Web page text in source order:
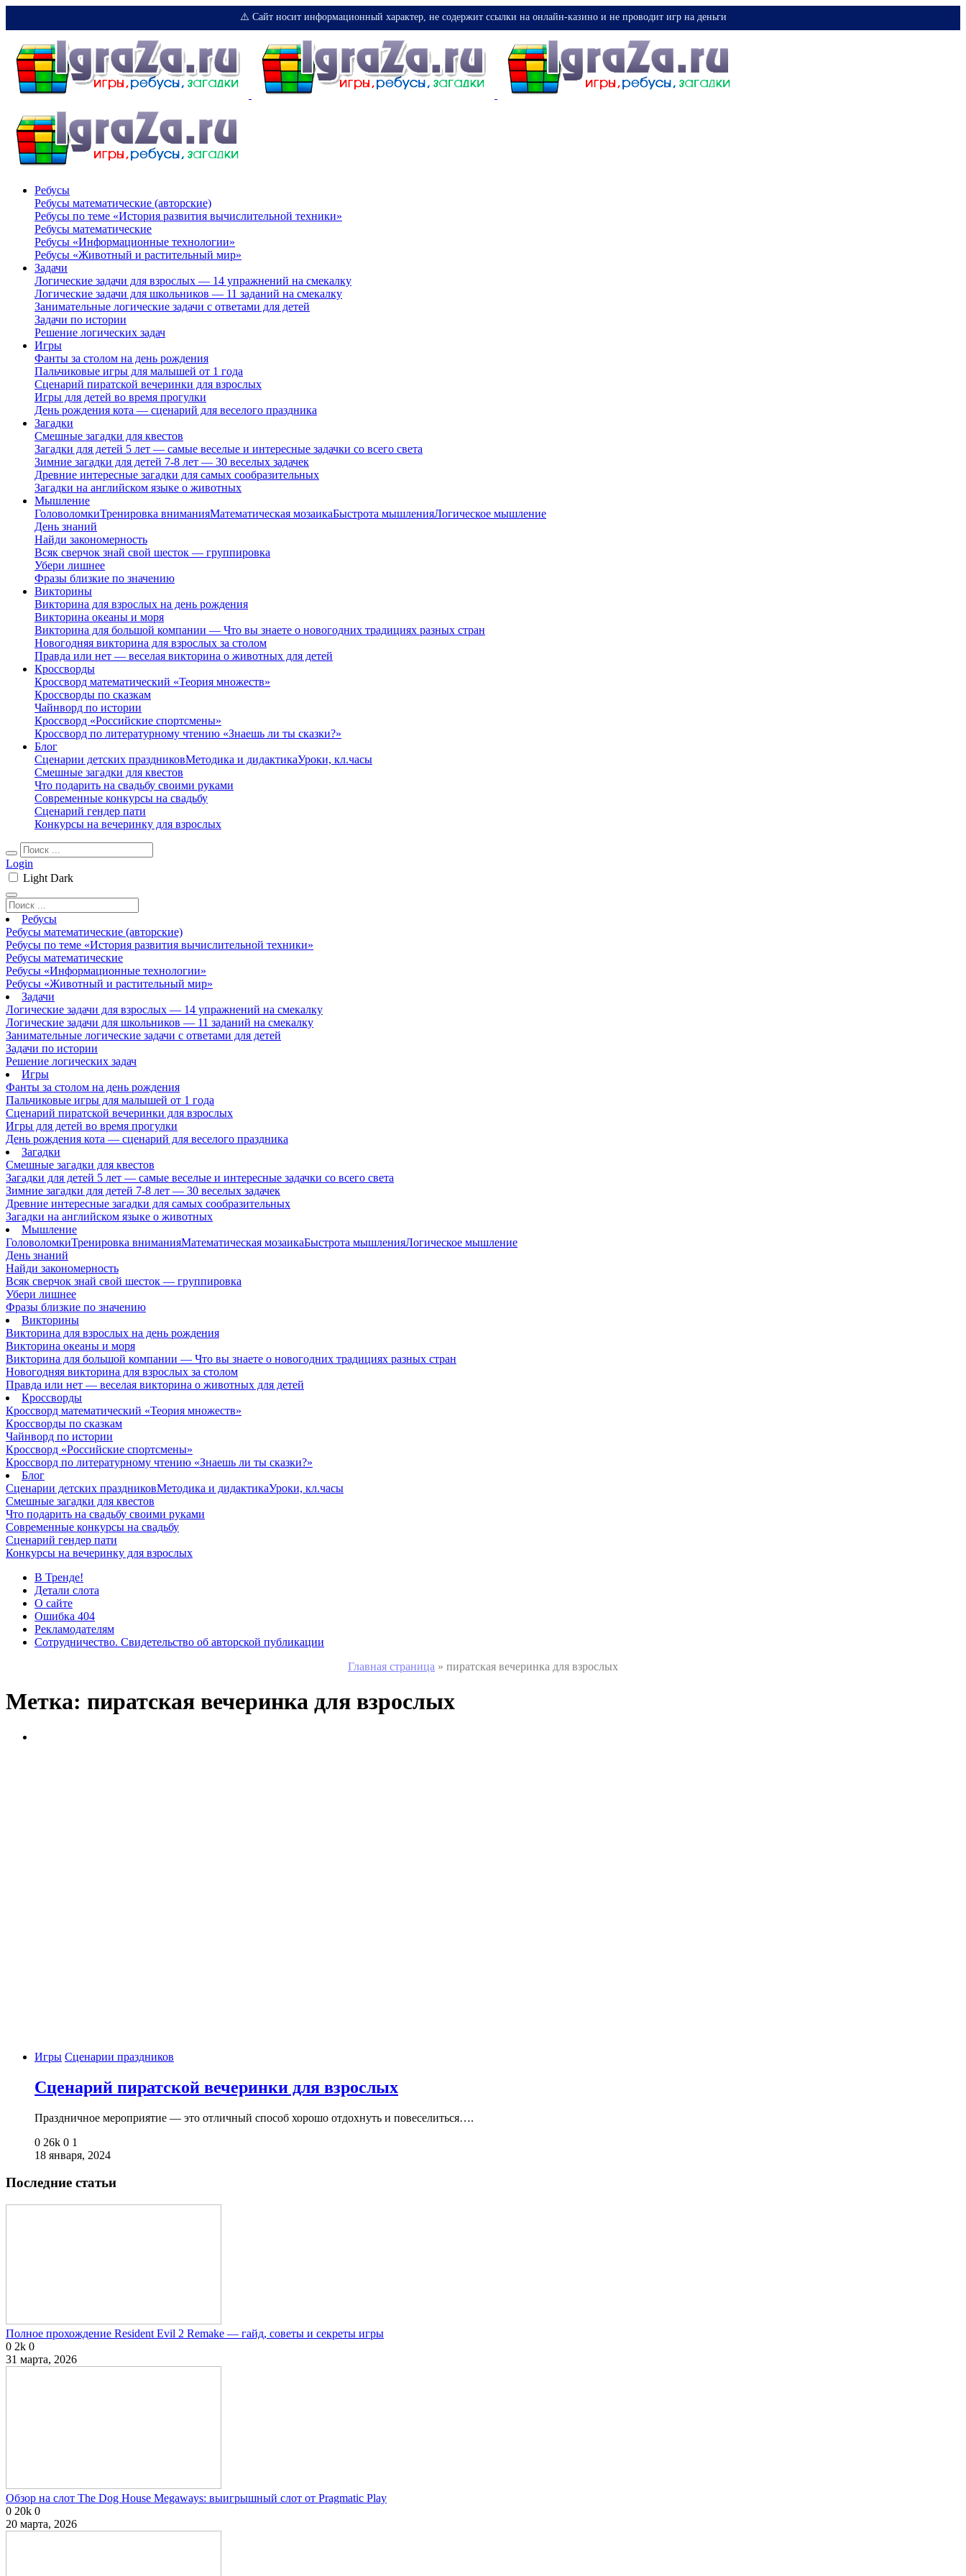
⚠️ Сайт носит информационный характер, не содержит ссылки на онлайн-казино и не проводит игр на деньги
Ребусы
Ребусы математические (авторские)
Ребусы по теме «История развития вычислительной техники»
Ребусы математические
Ребусы «Информационные технологии»
Ребусы «Животный и растительный мир»
Задачи
Логические задачи для взрослых — 14 упражнений на смекалку
Логические задачи для школьников — 11 заданий на смекалку
Занимательные логические задачи с ответами для детей
Задачи по истории
Решение логических задач
Игры
Фанты за столом на день рождения
Пальчиковые игры для малышей от 1 года
Сценарий пиратской вечеринки для взрослых
Игры для детей во время прогулки
День рождения кота — сценарий для веселого праздника
Загадки
Смешные загадки для квестов
Загадки для детей 5 лет — самые веселые и интересные задачки со всего света
Зимние загадки для детей 7-8 лет — 30 веселых задачек
Древние интересные загадки для самых сообразительных
Загадки на английском языке о животных
Мышление
ГоловоломкиТренировка вниманияМатематическая мозаикаБыстрота мышленияЛогическое мышление
День знаний
Найди закономерность
Всяк сверчок знай свой шесток — группировка
Убери лишнее
Фразы близкие по значению
Викторины
Викторина для взрослых на день рождения
Викторина океаны и моря
Викторина для большой компании — Что вы знаете о новогодних традициях разных стран
Новогодняя викторина для взрослых за столом
Правда или нет — веселая викторина о животных для детей
Кроссворды
Кроссворд математический «Теория множеств»
Кроссворды по сказкам
Чайнворд по истории
Кроссворд «Российские спортсмены»
Кроссворд по литературному чтению «Знаешь ли ты сказки?»
Блог
Сценарии детских праздниковМетодика и дидактикаУроки, кл.часы
Смешные загадки для квестов
Что подарить на свадьбу своими руками
Современные конкурсы на свадьбу
Сценарий гендер пати
Конкурсы на вечеринку для взрослых
Login
Light Dark
Ребусы
Ребусы математические (авторские)
Ребусы по теме «История развития вычислительной техники»
Ребусы математические
Ребусы «Информационные технологии»
Ребусы «Животный и растительный мир»
Задачи
Логические задачи для взрослых — 14 упражнений на смекалку
Логические задачи для школьников — 11 заданий на смекалку
Занимательные логические задачи с ответами для детей
Задачи по истории
Решение логических задач
Игры
Фанты за столом на день рождения
Пальчиковые игры для малышей от 1 года
Сценарий пиратской вечеринки для взрослых
Игры для детей во время прогулки
День рождения кота — сценарий для веселого праздника
Загадки
Смешные загадки для квестов
Загадки для детей 5 лет — самые веселые и интересные задачки со всего света
Зимние загадки для детей 7-8 лет — 30 веселых задачек
Древние интересные загадки для самых сообразительных
Загадки на английском языке о животных
Мышление
ГоловоломкиТренировка вниманияМатематическая мозаикаБыстрота мышленияЛогическое мышление
День знаний
Найди закономерность
Всяк сверчок знай свой шесток — группировка
Убери лишнее
Фразы близкие по значению
Викторины
Викторина для взрослых на день рождения
Викторина океаны и моря
Викторина для большой компании — Что вы знаете о новогодних традициях разных стран
Новогодняя викторина для взрослых за столом
Правда или нет — веселая викторина о животных для детей
Кроссворды
Кроссворд математический «Теория множеств»
Кроссворды по сказкам
Чайнворд по истории
Кроссворд «Российские спортсмены»
Кроссворд по литературному чтению «Знаешь ли ты сказки?»
Блог
Сценарии детских праздниковМетодика и дидактикаУроки, кл.часы
Смешные загадки для квестов
Что подарить на свадьбу своими руками
Современные конкурсы на свадьбу
Сценарий гендер пати
Конкурсы на вечеринку для взрослых
В Тренде!
Детали слота
О сайте
Ошибка 404
Рекламодателям
Сотрудничество. Свидетельство об авторской публикации
Главная страница » пиратская вечеринка для взрослых
Метка: пиратская вечеринка для взрослых
Игры Сценарии праздников
Сценарий пиратской вечеринки для взрослых
Праздничное мероприятие — это отличный способ хорошо отдохнуть и повеселиться….
0 26k 0 1
18 января, 2024
Последние статьи
Полное прохождение Resident Evil 2 Remake — гайд, советы и секреты игры
0 2k 0
31 марта, 2026
Обзор на слот The Dog House Megaways: выигрышный слот от Pragmatic Play
0 20k 0
20 марта, 2026